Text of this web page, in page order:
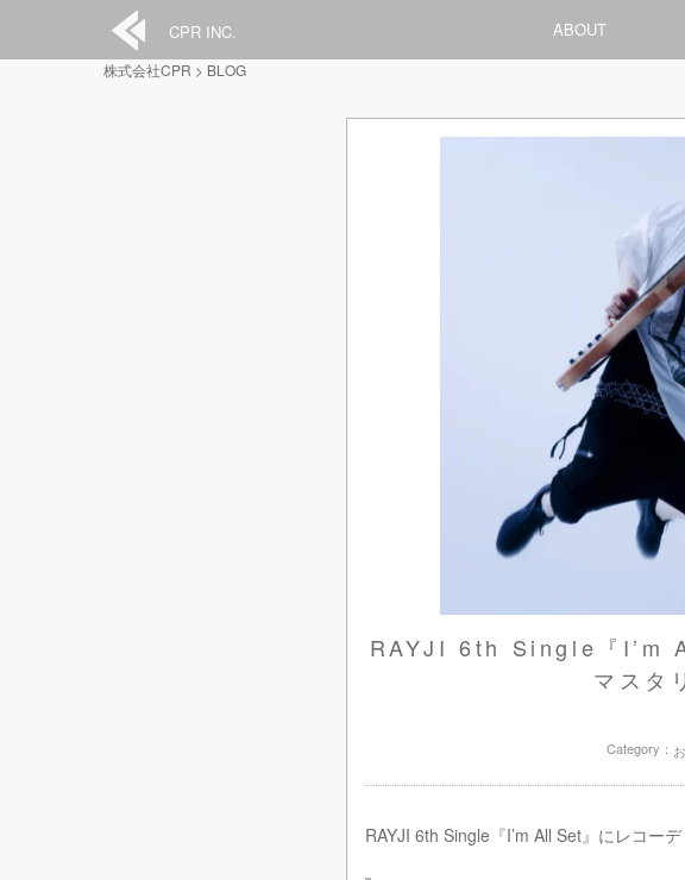
CPR INC. ABOUT
株式会社CPR > BLOG
RAYJI 6th Single『I’m
マスタ
Category：
RAYJI 6th Single『I’m All Set』にレコー